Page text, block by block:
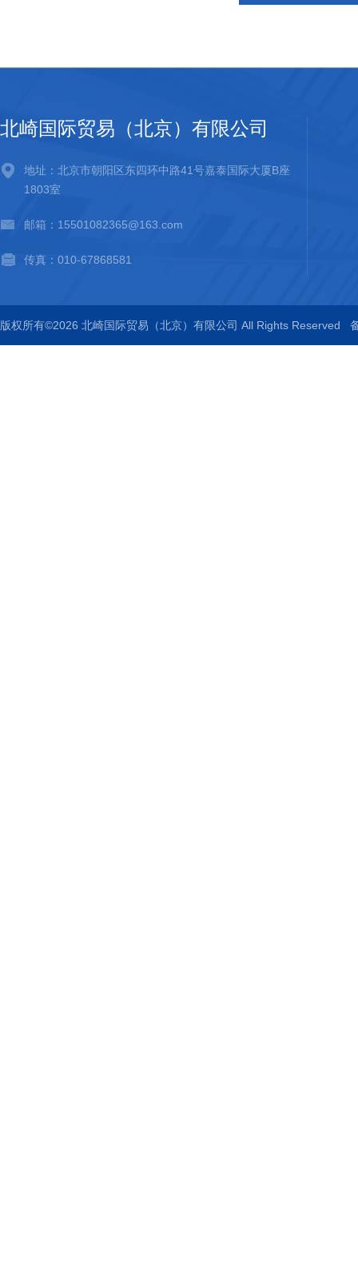
北崎国际贸易（北京）有限公司
地址：北京市朝阳区东四环中路41号嘉泰国际大厦B座
1803室
邮箱：15501082365@163.com
传真：010-67868581
版权所有©2026 北崎国际贸易（北京）有限公司 All Rights Reserved